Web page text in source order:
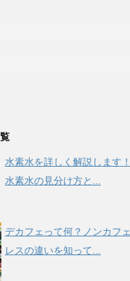
水素水を詳しく解説します
水素水の見分け方と...
デカフェって何？ノンカフ
レスの違いを知って...